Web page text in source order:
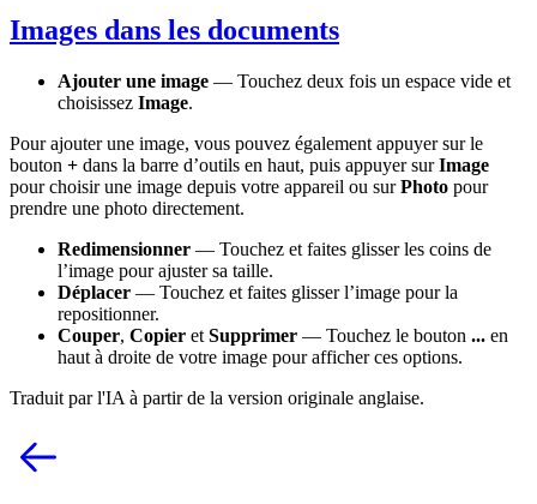
Images dans les documents
Ajouter une image — Touchez deux fois un espace vide et
choisissez Image.
Pour ajouter une image, vous pouvez également appuyer sur le
bouton + dans la barre d’outils en haut, puis appuyer surImage
pour choisir une image depuis votre appareil ou surPhoto pour
prendre une photo directement.
Redimensionner — Touchez et faites glisser les coins de
l’image pour ajuster sa taille.
Déplacer — Touchez et faites glisser l’image pour la
repositionner.
Couper, Copier et Supprimer — Touchez le bouton ... en
haut à droite de votre image pour afficher ces options.
Traduit par l'IA à partir de la version originale anglaise.